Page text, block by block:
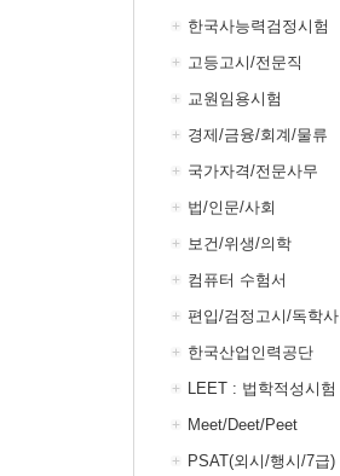
한국사능력검정시험
고등고시/전문직
교원임용시험
경제/금융/회계/물류
국가자격/전문사무
법/인문/사회
보건/위생/의학
컴퓨터 수험서
편입/검정고시/독학사
한국산업인력공단
LEET : 법학적성시험
Meet/Deet/Peet
PSAT(외시/행시/7급)